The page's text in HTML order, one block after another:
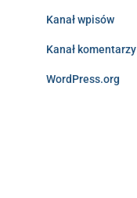
Kanał wpisów
Kanał komentarzy
WordPress.org